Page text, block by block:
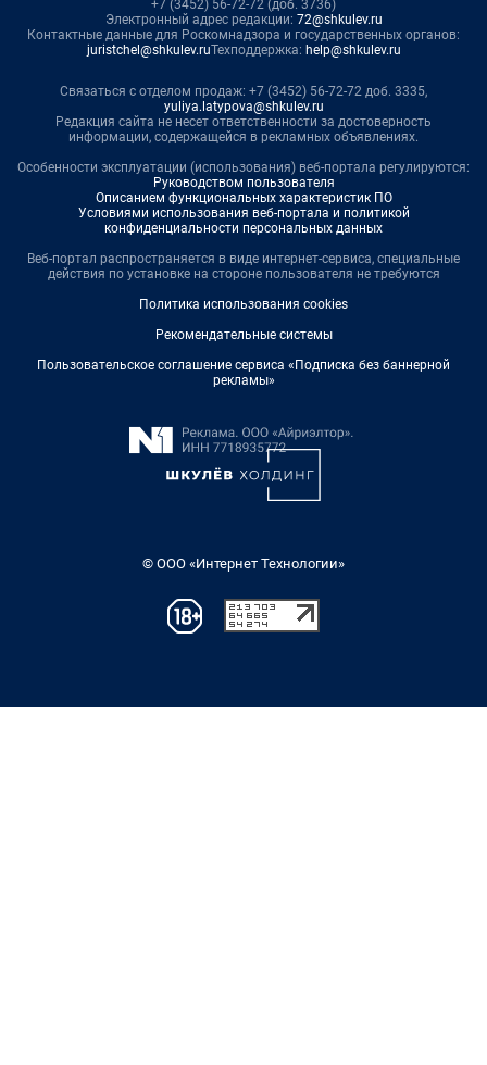
+7 (3452) 56-72-72 (доб. 3736)
Электронный адрес редакции: 72@shkulev.ru
Контактные данные для Роскомнадзора и государственных органов:
juristchel@shkulev.ruТехподдержка: help@shkulev.ru
Связаться с отделом продаж: +7 (3452) 56-72-72 доб. 3335,
yuliya.latypova@shkulev.ru
Редакция сайта не несет ответственности за достоверность
информации, содержащейся в рекламных объявлениях.
Особенности эксплуатации (использования) веб-портала регулируются:
Руководством пользователя
Описанием функциональных характеристик ПО
Условиями использования веб-портала и политикой
конфиденциальности персональных данных
Веб-портал распространяется в виде интернет-сервиса, специальные
действия по установке на стороне пользователя не требуются
Политика использования cookies
Рекомендательные системы
Пользовательское соглашение сервиса «Подписка без баннерной
рекламы»
© ООО «Интернет Технологии»